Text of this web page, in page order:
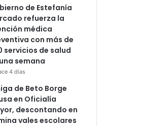
de Estefanía
refuerza la
médica
con más de
servicios de salud
semana
4 días
de Beto Borge
en Oficialía
descontando en
vales escolares